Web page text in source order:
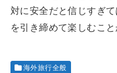
対に安全だと信じすぎ
を引き締めて楽しむこと
海外旅行全般